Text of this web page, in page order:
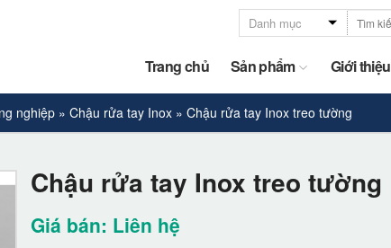
Trang chủ Sản phẩm Giới thiệu
nghiệp» Chậu rửa tay Inox» Chậu rửa tay Inox treo tường
Chậu rửa tay Inox treo tường
Giá bán: Liên hệ